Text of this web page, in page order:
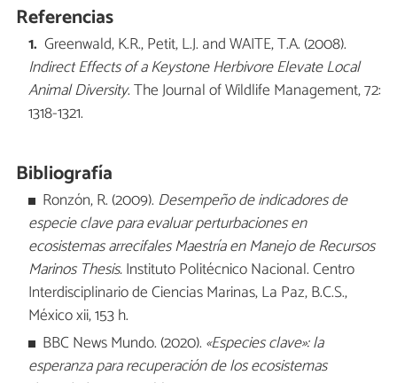
Referencias
Greenwald, K.R., Petit, L.J. and WAITE, T.A. (2008).
Indirect Effects of a Keystone Herbivore Elevate Local
Animal Diversity. The Journal of Wildlife Management, 72:
1318-1321.
Bibliografía
Ronzón, R. (2009). Desempeño de indicadores de
especie clave para evaluar perturbaciones en
ecosistemas arrecifales Maestría en Manejo de Recursos
Marinos Thesis.Instituto Politécnico Nacional. Centro
Interdisciplinario de Ciencias Marinas, La Paz, B.C.S.,
México xii, 153 h.
BBC News Mundo. (2020). «Especies clave»: la
esperanza para recuperación de los ecosistemas